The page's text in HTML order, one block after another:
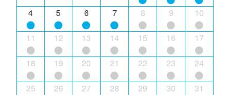
4 5 6 7 8 9 10
11 12 13 14 15 16 17
18 19 20 21 22 23 24
25 26 27 28 29 30 31